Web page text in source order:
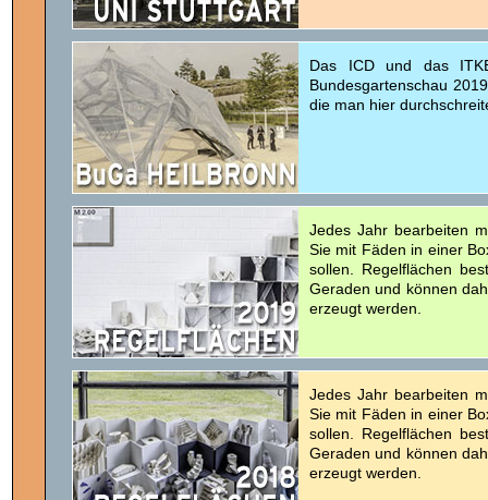
Das ICD und das
Bundesgartenschau
die man hier
Jedes Jahr bearbeiten
Sie mit Fäden in einer
sollen. Regelflächen
Geraden und können
erzeugt werden.
Jedes Jahr bearbeiten
Sie mit Fäden in einer
sollen. Regelflächen
Geraden und können
erzeugt werden.